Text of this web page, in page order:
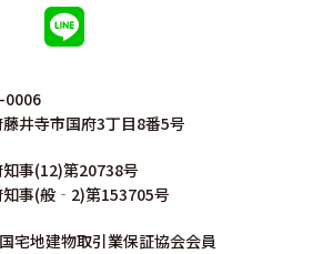
0006
井寺市国府3丁目8番5号
事(12)第20738号
知事(般‐2)第153705号
宅地建物取引業保証協会会員